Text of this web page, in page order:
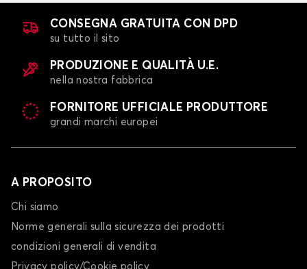
CONSEGNA GRATUITA CON DPD
su tutto il sito
PRODUZIONE E QUALITÀ U.E.
nella nostra fabbrica
FORNITORE UFFICIALE PRODUTTORE
grandi marchi europei
A PROPOSITO
Chi siamo
Norme generali sulla sicurezza dei prodotti
condizioni generali di vendita
Privacy policy/Cookie policy